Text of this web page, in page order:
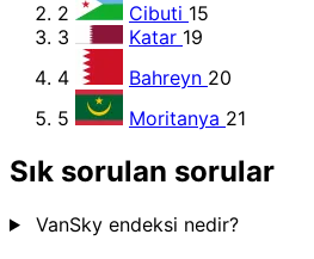
2
Cibuti 15
3
Katar 19
4
Bahreyn 20
5
Moritanya 21
Sık sorulan sorular
VanSky endeksi nedir?